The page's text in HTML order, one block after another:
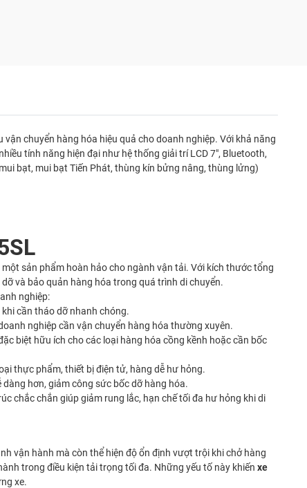
chuyển hàng hóa hiệu quả cho doanh nghiệp. Với khả năng
tính năng hiện đại như hệ thống giải trí LCD 7", Bluetooth,
bạt, mui bạt Tiến Phát, thùng kín bửng nâng, thùng lửng)
sản phẩm hoàn hảo cho ngành vận tải. Với kích thước tổng
và bảo quản hàng hóa trong quá trình di chuyển.
nghiệp:
cần tháo dỡ nhanh chóng.
nghiệp cần vận chuyển hàng hóa thường xuyên.
biệt hữu ích cho các loại hàng hóa cồng kềnh hoặc cần bốc
thực phẩm, thiết bị điện tử, hàng dễ hư hỏng.
hơn, giảm công sức bốc dỡ hàng hóa.
chắc chắn giúp giảm rung lắc, hạn chế tối đa hư hỏng khi di
vận hành mà còn thể hiện độ ổn định vượt trội khi chở hàng
trong điều kiện tải trọng tối đa. Những yếu tố này khiến xe
xe.